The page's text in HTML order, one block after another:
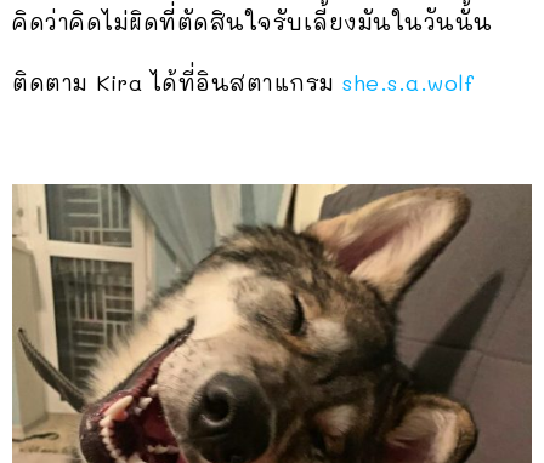
คิดว่าคิดไม่ผิดที่ตัดสินใจรับเลี้ยงมันในวันนั้น
ติดตาม Kira ได้ที่อินสตาแกรม she.s.a.wolf